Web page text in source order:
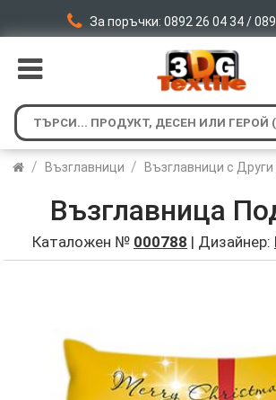
За поръчки: 0892 26 04 34 /
/ Възглавници / Възглавници с Други
Възглавница
Каталожен № 000788 | Дизайнер: